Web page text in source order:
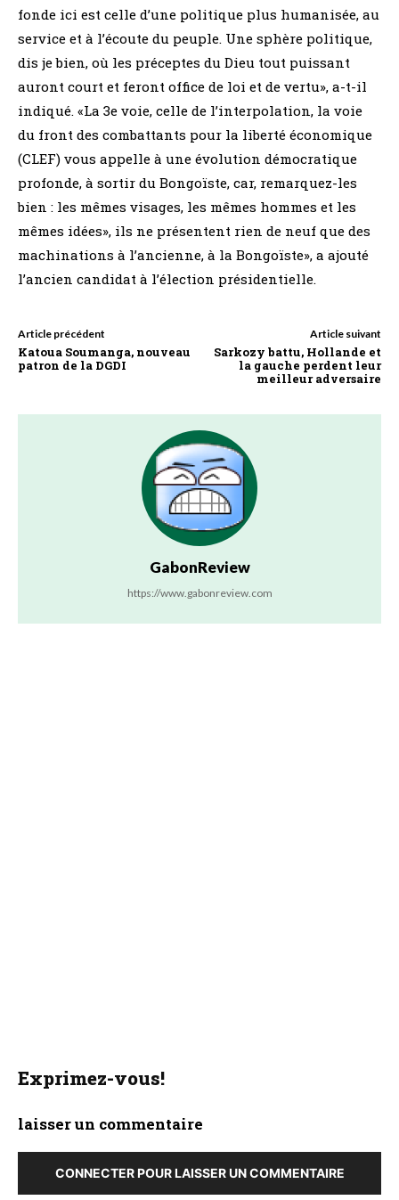
fonde ici est celle d’une politique plus humanisée, au
service et à l’écoute du peuple. Une sphère politique,
dis je bien, où les préceptes du Dieu tout puissant
auront court et feront office de loi et de vertu», a-t-il
indiqué. «La 3e voie, celle de l’interpolation, la voie
du front des combattants pour la liberté économique
(CLEF) vous appelle à une évolution démocratique
profonde, à sortir du Bongoïste, car, remarquez-les
bien : les mêmes visages, les mêmes hommes et les
mêmes idées», ils ne présentent rien de neuf que des
machinations à l’ancienne, à la Bongoïste», a ajouté
l’ancien candidat à l’élection présidentielle.
Article précédent
Katoua Soumanga, nouveau
patron de la DGDI
Article suivant
Sarkozy battu, Hollande et
la gauche perdent leur
meilleur adversaire
GabonReview
https://www.gabonreview.com
Exprimez-vous!
laisser un commentaire
CONNECTER POUR LAISSER UN COMMENTAIRE